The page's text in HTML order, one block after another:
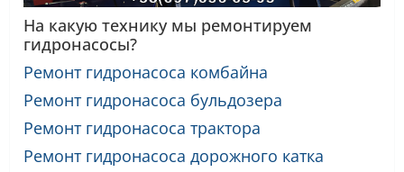
На какую технику мы ремонтируем
гидронасосы?
Ремонт гидронасоса комбайна
Ремонт гидронасоса бульдозера
Ремонт гидронасоса трактора
Ремонт гидронасоса дорожного катка